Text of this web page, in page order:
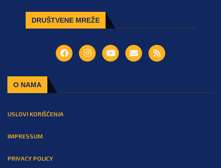
DRUŠTVENE MREŽE
O NAMA
USLOVI KORIŠĆENJA
IMPRESSUM
PRIVACY POLICY